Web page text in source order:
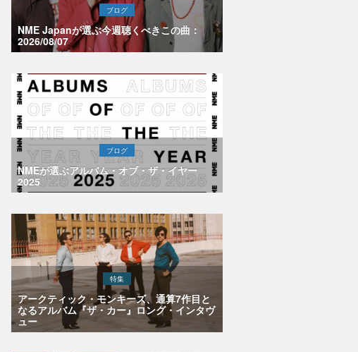
ブログ
NME Japanが選ぶ今週聴くべきこの曲：
2026/08/07
ブログ
NMEが選ぶアルバム・オブ・ザ・イヤー
2025
特集
アークティック・モンキーズ、通算7作目と
なるアルバム『ザ・カー』ロング・インタヴ
ュー